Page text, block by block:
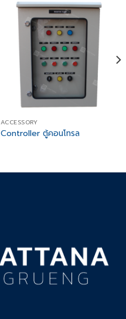
ACCESSORY
Controller ตู้คอนโทรล